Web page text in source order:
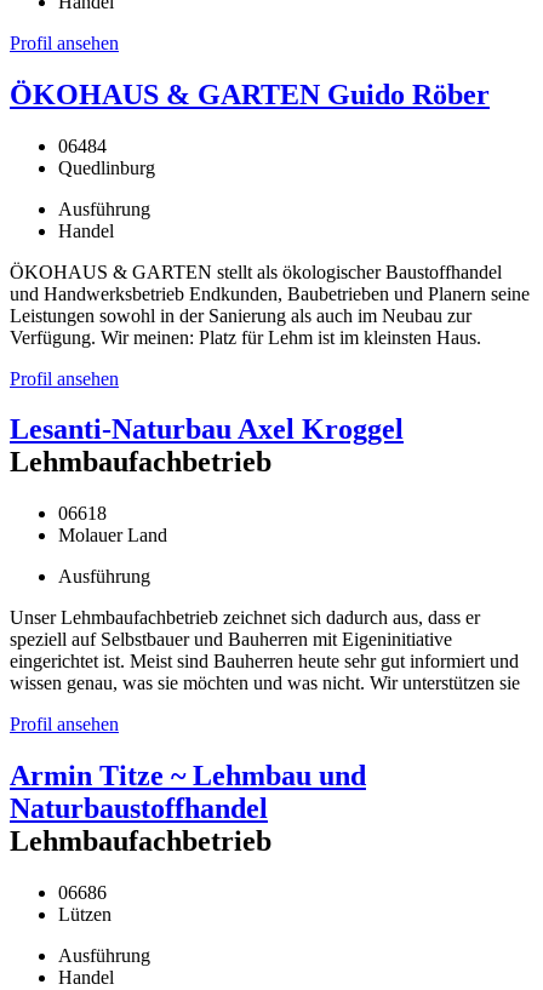
Profil ansehen
ÖKOHAUS & GARTEN Guido Röber
06484
Quedlinburg
Ausführung
Handel
ÖKOHAUS & GARTEN stellt als ökologischer Baustoffhandel
und Handwerksbetrieb Endkunden, Baubetrieben und Planern seine
Leistungen sowohl in der Sanierung als auch im Neubau zur
Verfügung. Wir meinen: Platz für Lehm ist im kleinsten Haus.
Profil ansehen
Lesanti-Naturbau Axel Kroggel
Lehmbaufachbetrieb
06618
Molauer Land
Ausführung
Unser Lehmbaufachbetrieb zeichnet sich dadurch aus, dass er
speziell auf Selbstbauer und Bauherren mit Eigeninitiative
eingerichtet ist. Meist sind Bauherren heute sehr gut informiert und
wissen genau, was sie möchten und was nicht. Wir unterstützen sie
Profil ansehen
Armin Titze ~ Lehmbau und
Naturbaustoffhandel
Lehmbaufachbetrieb
06686
Lützen
Ausführung
Handel